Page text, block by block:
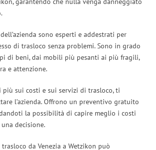
sono esperti e addestrati per
di trasloco senza problemi. Sono in grado
di beni, dai mobili più pesanti ai più fragili,
e attenzione.
più sui costi e sui servizi di trasloco, ti
l’azienda. Offrono un preventivo gratuito
la possibilità di capire meglio i costi
decisione.
da Venezia a Wetzikon può